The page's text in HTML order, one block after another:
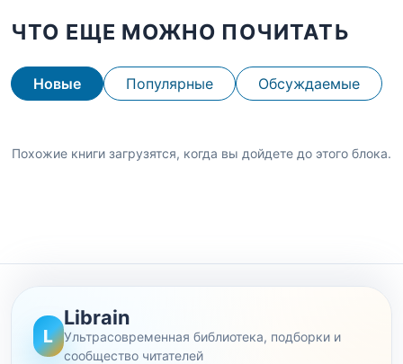
ЧТО ЕЩЕ МОЖНО ПОЧИТАТЬ
Новые Популярные Обсуждаемые
Похожие книги загрузятся, когда вы дойдете до этого блока.
L
Librain
Ультрасовременная библиотека, подборки и
сообщество читателей